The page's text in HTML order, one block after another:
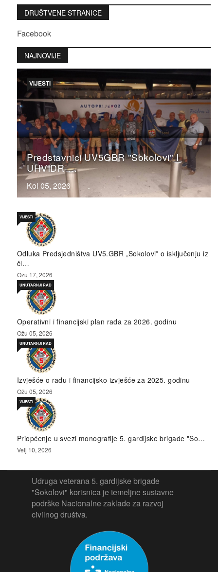
DRUŠTVENE STRANICE
Facebook
NAJNOVIJE
Predstavnici UV5GBR "Sokolovi" I
UHVIDR-…
Kol 05, 2026
VIJESTI
Odluka Predsjedništva UV5.GBR „Sokolovi” o isključenju iz
čl…
VIJESTI
Ožu 17, 2026
Operativni i financijski plan rada za 2026. godinu
UNUTARNJI RAD
Ožu 05, 2026
Izvješće o radu i financijsko izvješće za 2025. godinu
UNUTARNJI RAD
Ožu 05, 2026
Priopćenje u svezi monografije 5. gardijske brigade "So…
VIJESTI
Velj 10, 2026
Udruga veterana 5. gardijske brigade
"Sokolovi" korisnica je temeljne sustavne
podrške Nacionalne zaklade za razvoj
civilnog društva.